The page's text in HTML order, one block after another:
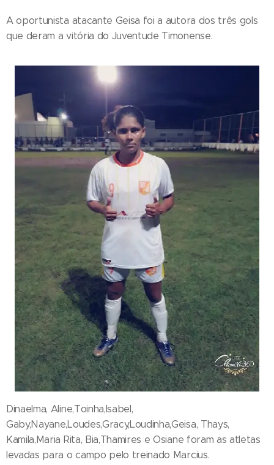
A oportunista atacante Geisa foi a autora dos três gols
que deram a vitória do Juventude Timonense.
Dinaelma, Aline,Toinha,Isabel,
Gaby,Nayane,Loudes,Gracy,Loudinha,Geisa, Thays,
Kamila,Maria Rita, Bia,Thamires e Osiane foram as atletas
levadas para o campo pelo treinado Marcius.